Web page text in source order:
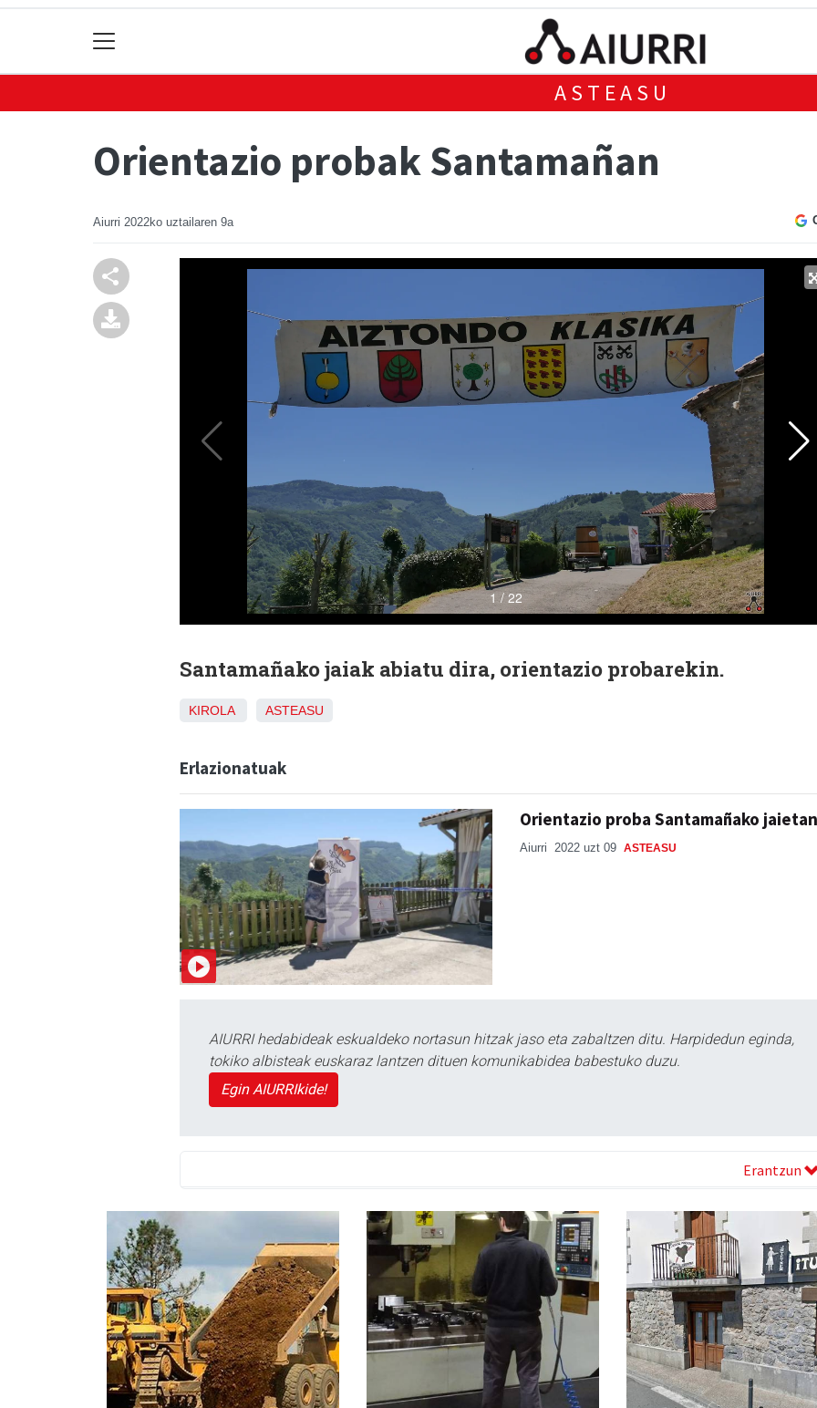
ASTEASU
Orientazio probak Santamañan
Aiurri 2022ko uztailaren 9a
Santamañako jaiak abiatu dira, orientazio probarekin.
KIROLA ASTEASU
Erlazionatuak
Orientazio proba Santamañako jaietan
Aiurri 2022 uzt 09 ASTEASU
AIURRI hedabideak eskualdeko nortasun hitzak jaso eta zabaltzen ditu. Harpidedun eginda,
tokiko albisteak euskaraz lantzen dituen komunikabidea babestuko duzu.
Egin AIURRIkide!
Erantzun